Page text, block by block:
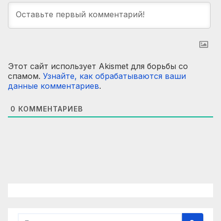
Этот сайт использует Akismet для борьбы со
спамом. Узнайте, как обрабатываются ваши
данные комментариев.
0 КОММЕНТАРИЕВ